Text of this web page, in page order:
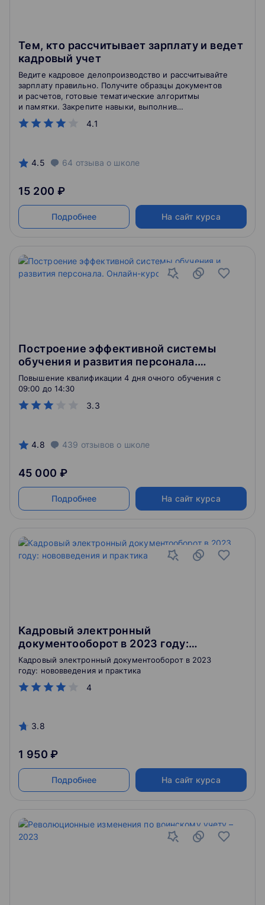
Тем, кто рассчитывает зарплату и ведет
кадровый учет
4.1
Ведите кадровое делопроизводство и рассчитывайте
зарплату правильно. Получите образцы документов
и расчетов, готовые тематические алгоритмы
и памятки. Закрепите навыки, выполнив
практические задания. Работайте без ошибок
и штрафов.
4.5 64 отзыва о школе
15 200 ₽
Подробнее На сайт курса
Построение эффективной системы
обучения и развития персонала.
Онлайн-курс
3.3
Повышение квалификации 4 дня очного обучения c
09:00 до 14:30
4.8 439 отзывов о школе
45 000 ₽
Подробнее На сайт курса
Кадровый электронный
документооборот в 2023 году:
нововведения и практика
4
Кадровый электронный документооборот в 2023
году: нововведения и практика
3.8
1 950 ₽
Подробнее На сайт курса